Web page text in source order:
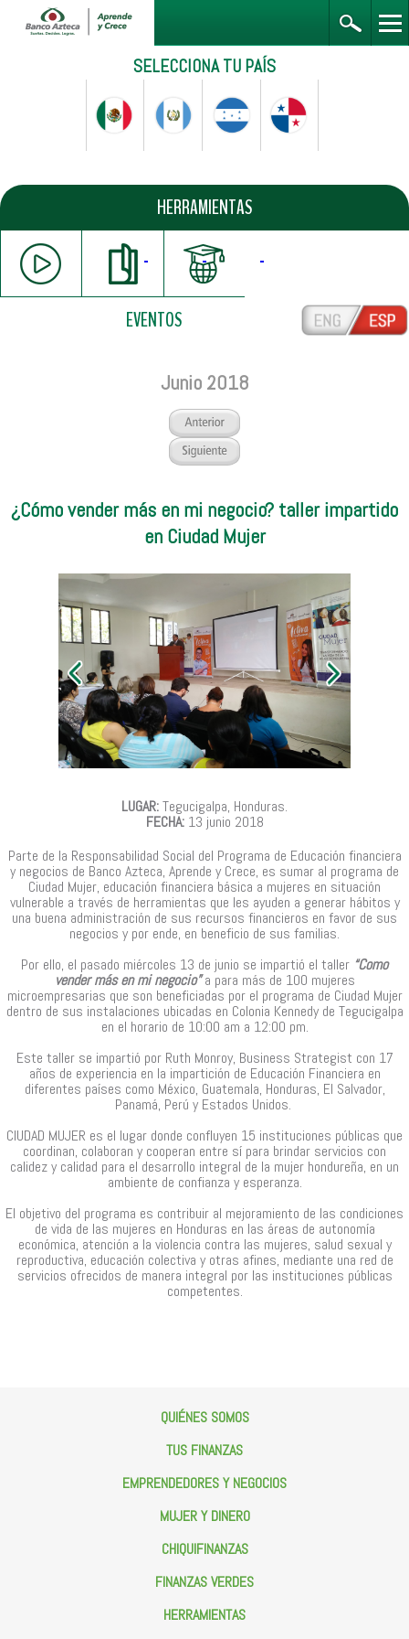
SELECCIONA TU PAÍS
HERRAMIENTAS
EVENTOS
Junio 2018
¿Cómo vender más en mi negocio? taller impartido
en Ciudad Mujer
LUGAR:Tegucigalpa, Honduras.
FECHA: 13 junio 2018
Parte de la Responsabilidad Social del Programa de Educación financiera
y negocios de Banco Azteca, Aprende y Crece, es sumar al programa de
Ciudad Mujer, educación financiera básica a mujeres en situación
vulnerable a través de herramientas que les ayuden a generar hábitos y
una buena administración de sus recursos financieros en favor de sus
negocios y por ende, en beneficio de sus familias.
Por ello, el pasado miércoles 13 de junio se impartió el taller “Como
vender más en mi negocio” a para más de 100 mujeres
microempresarias que son beneficiadas por el programa de Ciudad Mujer
dentro de sus instalaciones ubicadas en Colonia Kennedy de Tegucigalpa
en el horario de 10:00 am a 12:00 pm.
Este taller se impartió por Ruth Monroy, Business Strategist con 17
años de experiencia en la impartición de Educación Financiera en
diferentes países como México, Guatemala, Honduras, El Salvador,
Panamá, Perú y Estados Unidos.
CIUDAD MUJER es el lugar donde confluyen 15 instituciones públicas que
coordinan, colaboran y cooperan entre sí para brindar servicios con
calidez y calidad para el desarrollo integral de la mujer hondureña, en un
ambiente de confianza y esperanza.
El objetivo del programa es contribuir al mejoramiento de las condiciones
de vida de las mujeres en Honduras en las áreas de autonomía
económica, atención a la violencia contra las mujeres, salud sexual y
reproductiva, educación colectiva y otras afines, mediante una red de
servicios ofrecidos de manera integral por las instituciones públicas
competentes.
QUIÉNES SOMOS
Blog deRicardo Salinas
TUS FINANZAS
Presupuesto Familiar
Ahorro
Crédito
Seguros
EMPRENDEDORES Y NEGOCIOS
Aprende Y Crece Tu Negocio
MUJER Y DINERO
Mujer Empresaria
Sólo Para Ti
CHIQUIFINANZAS
Apps
FINANZAS VERDES
HERRAMIENTAS